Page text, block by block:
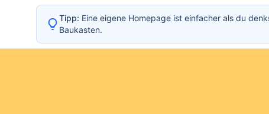
Tipp: Eine eigene Homepage ist einfacher als du
Baukasten.